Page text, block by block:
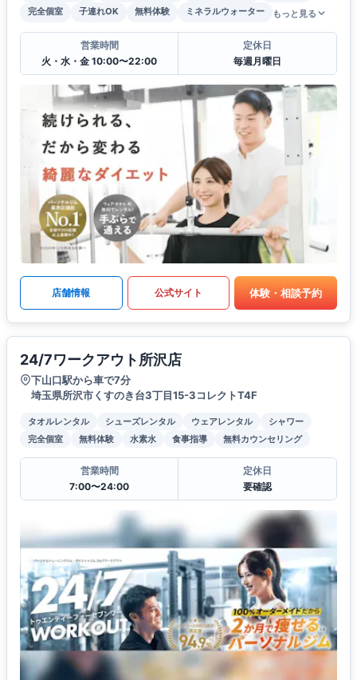
完全個室
子連れOK 無料体験 ミネラルウォーター もっと見る
営業時間
火・水・金 10:00〜22:00
定休日
毎週月曜日
店舗情報 公式サイト 体験・相談予約
24/7ワークアウト所沢店
下山口駅から車で7分
埼玉県所沢市くすのき台3丁目15-3コレクトT4F
タオルレンタル シューズレンタル ウェアレンタル
シャワー
完全個室
無料体験 水素水 食事指導 無料カウンセリング
営業時間
7:00〜24:00
定休日
要確認